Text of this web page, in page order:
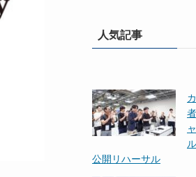
人気記事
公開リハーサル